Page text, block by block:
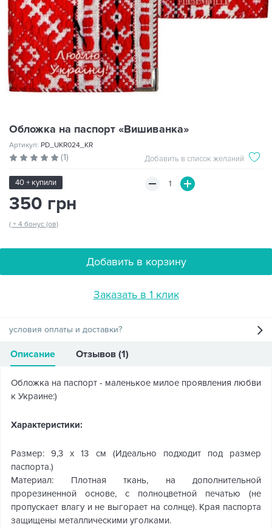
Обложка на паспорт «Вишиванка»
Артикул: PD_UKR024_KR
(1) Добавить в список желаний
40 + купили
350 грн
( + 4 бонус (ов)
Добавить в корзину
Заказать в 1 клик
условия оплаты и доставки?
Описание Отзывов (1)
Обложка на паспорт - маленькое милое проявления любви
к Украине:)
Характеристики:
Размер: 9,3 х 13 см (Идеально подходит под размер
паспорта.)
Материал: Плотная ткань, на дополнительной
прорезиненной основе, с полноцветной печатью (не
пропускает влагу и не выгорает на солнце). Края паспорта
защищены металлическими уголками.